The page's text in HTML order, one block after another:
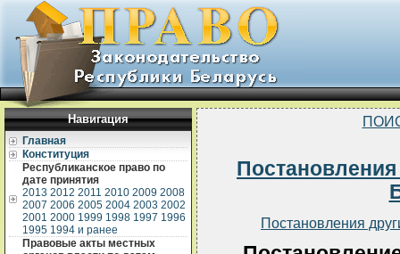
Навигация
Главная
Конституция
Республиканское право по
дате принятия
2013 2012 2011 2010 2009 2008
2007 2006 2005 2004 2003 2002
2001 2000 1999 1998 1997 1996
1995 1994 и ранее
Правовые акты местных
Постановления